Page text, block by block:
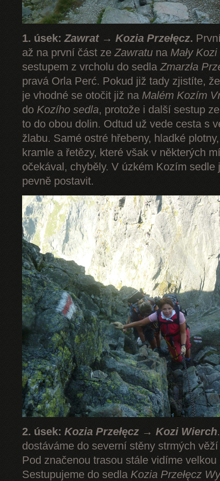
1. úsek:Zawrat → Kozia Przełęcz.
až na první část zeZawratu naMały Kozi
sestupem z vrcholu do sedlaZmarzła
pravá Orla Perć. Pokud již tady zjistíte,
je vhodné se otočit již na Malém Kozím
do Kozího sedla, protože i další sestup
to do obou dolin. Odtud už vede cesta s
žlabu. Samé ostré hřebeny, hladké
kramle a řetězy, které však v některých
očekával, chyběly. V úzkém Kozím sedle
pevně postavit.
2. úsek: Kozia Przełęcz → Kozi Wierch
dostáváme do severní stěny strmých
Pod značenou trasou stále vidíme
Sestupujeme do sedla Kozia Przełęcz